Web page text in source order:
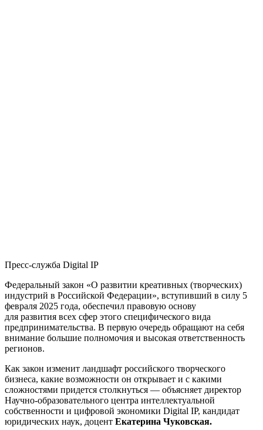
Пресс-служба Digital IP
Федеральный закон «О развитии креативных (творческих)
индустрий в Российской Федерации», вступивший в силу 5
февраля 2025 года, обеспечил правовую основу
для развития всех сфер этого специфического вида
предпринимательства. В первую очередь обращают на себя
внимание большие полномочия и высокая ответственность
регионов.
Как закон изменит ландшафт российского творческого
бизнеса, какие возможности он открывает и с какими
сложностями придется столкнуться — объясняет директор
Научно-образовательного центра интеллектуальной
собственности и цифровой экономики Digital IP, кандидат
юридических наук, доцент Екатерина Чуковская.